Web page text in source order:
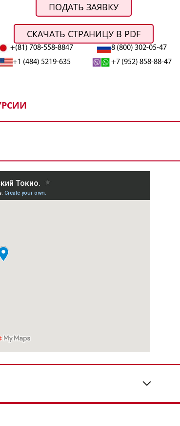
ПОДАТЬ ЗАЯВКУ
СКАЧАТЬ СТРАНИЦУ В PDF
+(81) 708-558-8847
8 (800) 302-05-47
+1 (484) 5219-635
+7 (952) 858-88-47